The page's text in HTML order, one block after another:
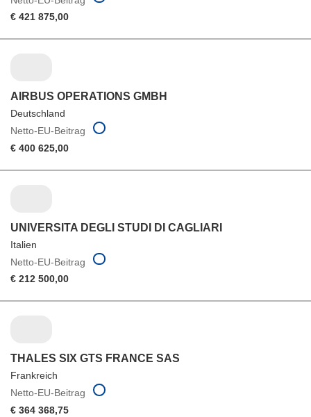
€ 421 875,00
AIRBUS OPERATIONS GMBH
Deutschland
Netto-EU-Beitrag
€ 400 625,00
UNIVERSITA DEGLI STUDI DI CAGLIARI
Italien
Netto-EU-Beitrag
€ 212 500,00
THALES SIX GTS FRANCE SAS
Frankreich
Netto-EU-Beitrag
€ 364 368,75